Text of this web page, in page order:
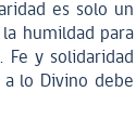
es solo un
humildad para
y solidaridad
lo Divino debe